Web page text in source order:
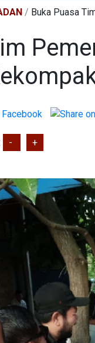
/ Buka Puasa
- +